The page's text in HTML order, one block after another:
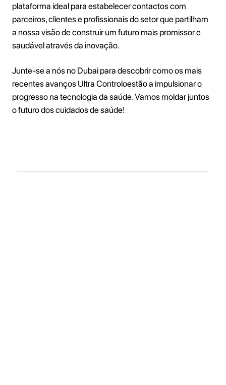
plataforma ideal para estabelecer contactos com
parceiros, clientes e profissionais do setor que partilham
a nossa visão de construir um futuro mais promissor e
saudável através da inovação.
Junte-se a nós no Dubai para descobrir como os mais
recentes avanços Ultra Controloestão a impulsionar o
progresso na tecnologia da saúde. Vamos moldar juntos
o futuro dos cuidados de saúde!